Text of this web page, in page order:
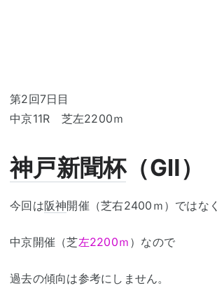
第2回7日目
中京11R 芝左2200ｍ
神戸新聞杯（GⅡ）
今回は阪神開催（芝右2400ｍ）ではなく
中京開催（芝左2200ｍ ）なので
過去の傾向は参考にしません。